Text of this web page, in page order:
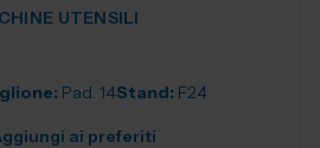
UTENSILI
Pad. 14Stand: F24
ai preferiti